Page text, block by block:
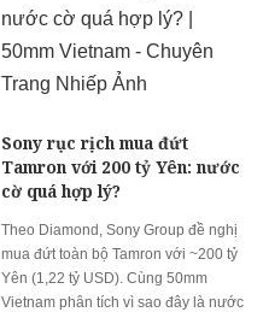
Sony rục rịch mua đứt
Tamron với 200 tỷ Yên: nước
cờ quá hợp lý?
Theo Diamond, Sony Group đề nghị
mua đứt toàn bộ Tamron với ~200 tỷ
Yên (1,22 tỷ USD). Cùng 50mm
Vietnam phân tích vì sao đây là nước